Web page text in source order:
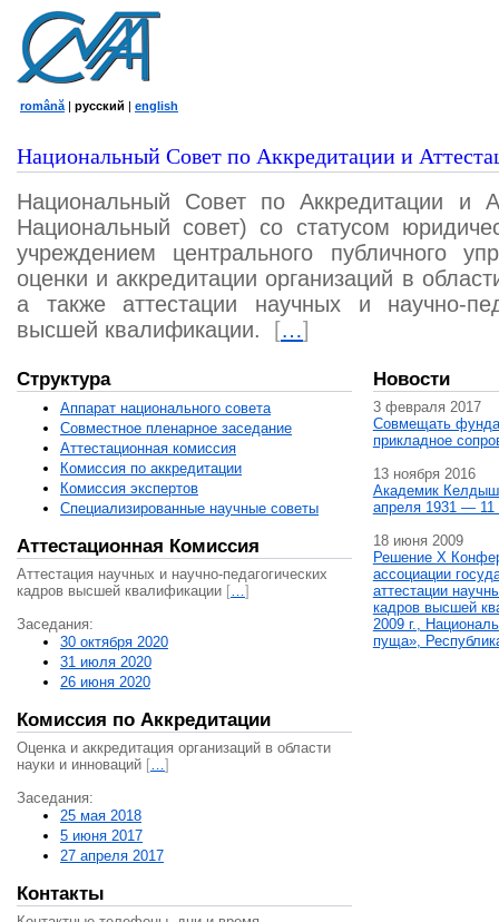
română | русский | english
Национальный Совет по Аккредитации и
Национальный Совет по Аккредитации и
Национальный совет) со статусом
учреждением центрального публичного
оценки и аккредитации организаций в
а также аттестации научных и научно-
высшей квалификации.
[…]
Структура
Аппарат национального совета
Совместное пленарное заседание
Аттестационная комисcия
Комиссия по аккредитации
Комиссия экспертов
Специализированные научные советы
Аттестационная Комиссия
Аттестация научных и научно-педагогических
кадров высшей квалификации […]
Заседания:
30 октября 2020
31 июля 2020
26 июня 2020
Комиссия по Аккредитации
Оценка и аккредитация организаций в области
науки и инноваций […]
Заседания:
25 мая 2018
5 июня 2017
27 апреля 2017
Контакты
Новости
3 февраля 2017
Совмещать
прикладное
13 ноября 2016
Академик
апреля 1931 — 11
18 июня 2009
Решение X
ассоциации
аттестации
кадров высшей
2009 г.,
пуща»,